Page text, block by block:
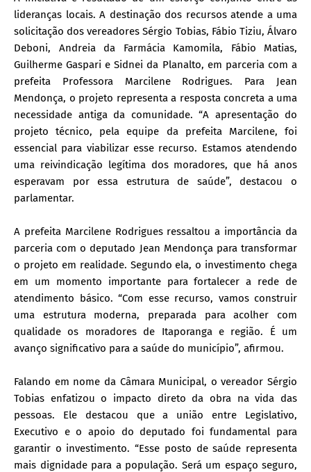
lideranças locais. A destinação dos recursos atende a uma
solicitação dos vereadores Sérgio Tobias, Fábio Tiziu, Álvaro
Deboni, Andreia da Farmácia Kamomila, Fábio Matias,
Guilherme Gaspari e Sidnei da Planalto, em parceria com a
prefeita Professora Marcilene Rodrigues. Para Jean
Mendonça, o projeto representa a resposta concreta a uma
necessidade antiga da comunidade. “A apresentação do
projeto técnico, pela equipe da prefeita Marcilene, foi
essencial para viabilizar esse recurso. Estamos atendendo
uma reivindicação legítima dos moradores, que há anos
esperavam por essa estrutura de saúde”, destacou o
parlamentar.
A prefeita Marcilene Rodrigues ressaltou a importância da
parceria com o deputado Jean Mendonça para transformar
o projeto em realidade. Segundo ela, o investimento chega
em um momento importante para fortalecer a rede de
atendimento básico. “Com esse recurso, vamos construir
uma estrutura moderna, preparada para acolher com
qualidade os moradores de Itaporanga e região. É um
avanço significativo para a saúde do município”, afirmou.
Falando em nome da Câmara Municipal, o vereador Sérgio
Tobias enfatizou o impacto direto da obra na vida das
pessoas. Ele destacou que a união entre Legislativo,
Executivo e o apoio do deputado foi fundamental para
garantir o investimento. “Esse posto de saúde representa
mais dignidade para a população. Será um espaço seguro,